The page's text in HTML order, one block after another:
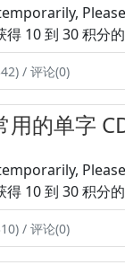
10 到 30 积分
/ 评论(0)
的单字
10 到 30 积分
/ 评论(0)